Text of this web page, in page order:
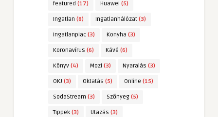
featured (17) Huawei (5)
Ingatlan (8) Ingatlanhálózat (3)
Ingatlanpiac (3) Konyha (3)
Koronavírus (6) Kávé (6)
Könyv (4) Mozi (3) Nyaralás (3)
OKJ (3) Oktatás (5) Online (15)
SodaStream (3) Szőnyeg (5)
Tippek (3) Utazás (3)